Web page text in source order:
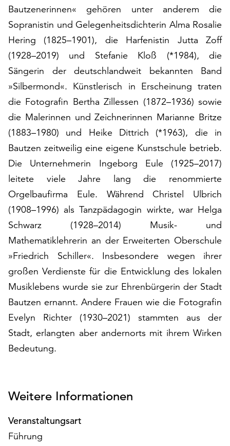
der
Seite
die
Schaltfläche
„Cookie-
Einstellungen“
zur
Verfügung.
Funktionale
Cookies
werden
auch
Ihr
Einverständnis
weiterhin
ausgeführt.
Möchten
Sie
die
verwendeten
Cookies
anpassen,
erreichen
Sie
die
Einstellungen
die
Weitere
finden
Sie
in
Bautzenerinnen« gehören unter anderem die
Sopranistin und Gelegenheitsdichterin Alma Rosalie
Hering (1825–1901), die Harfenistin Jutta Zoff
(1928–2019) und Stefanie Kloß (*1984), die
Sängerin der deutschlandweit bekannten Band
»Silbermond«. Künstlerisch in Erscheinung traten
die Fotografin Bertha Zillessen (1872–1936) sowie
die Malerinnen und Zeichnerinnen Marianne Britze
(1883–1980) und Heike Dittrich (*1963), die in
Bautzen zeitweilig eine eigene Kunstschule betrieb.
Die Unternehmerin Ingeborg Eule (1925–2017)
leitete viele Jahre lang die renommierte
Orgelbaufirma Eule. Während Christel Ulbrich
(1908–1996) als Tanzpädagogin wirkte, war Helga
Schwarz (1928–2014) Musik- und
Mathematiklehrerin an der Erweiterten Oberschule
»Friedrich Schiller«. Insbesondere wegen ihrer
großen Verdienste für die Entwicklung des lokalen
Musiklebens wurde sie zur Ehrenbürgerin der Stadt
Bautzen ernannt. Andere Frauen wie die Fotografin
Evelyn Richter (1930–2021) stammten aus der
Stadt, erlangten aber andernorts mit ihrem Wirken
Bedeutung.
Weitere Informationen
Veranstaltungsart
Führung